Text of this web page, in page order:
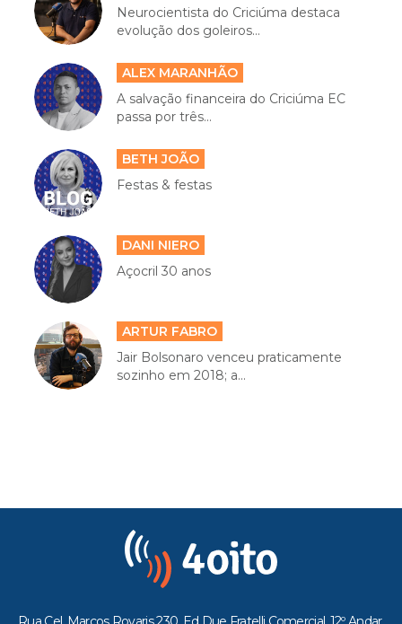
Neurocientista do Criciúma destaca
evolução dos goleiros...
ALEX MARANHÃO
A salvação financeira do Criciúma EC
passa por três...
BETH JOÃO
Festas & festas
DANI NIERO
Açocril 30 anos
ARTUR FABRO
Jair Bolsonaro venceu praticamente
sozinho em 2018; a...